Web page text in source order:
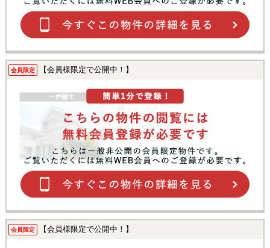
会員限定 【会員様限定で公開中！】
会員限定 【会員様限定で公開中！】